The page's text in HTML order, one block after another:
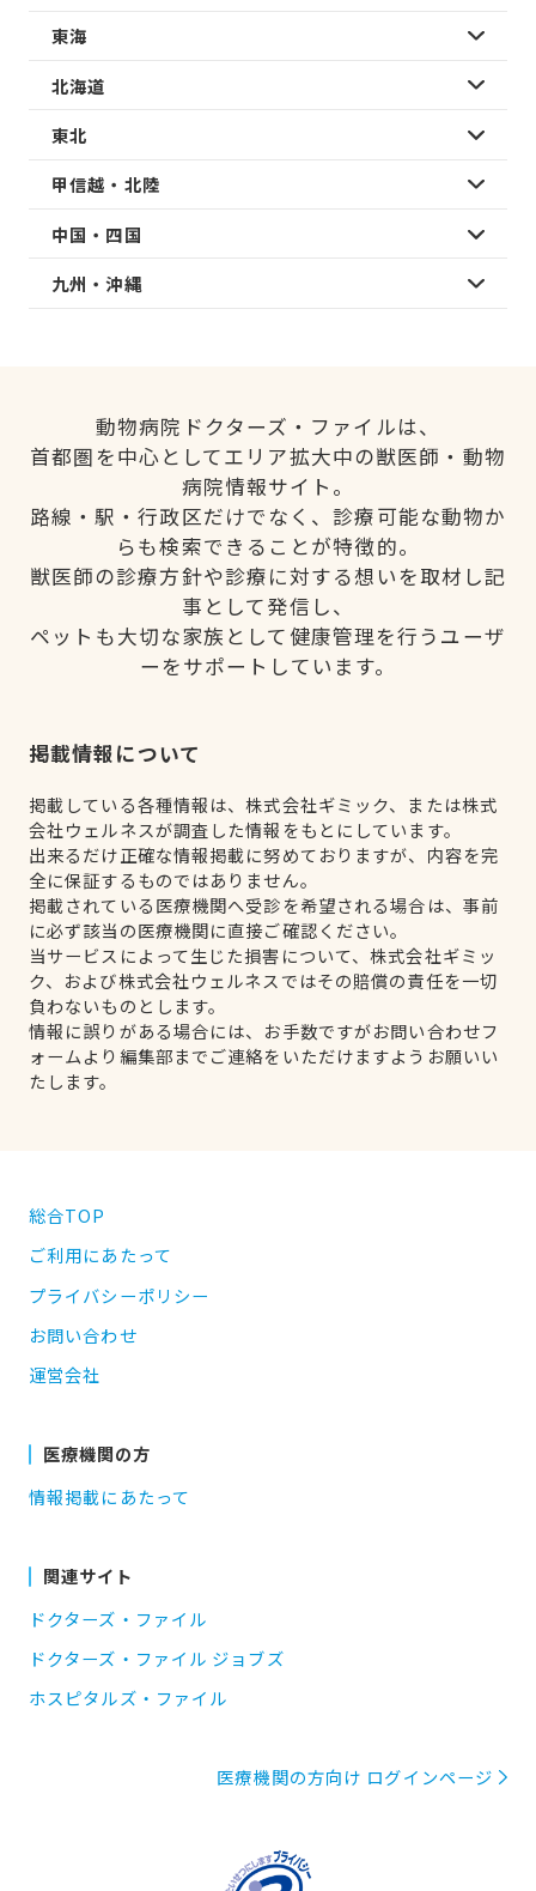
東海
北海道
東北
甲信越・北陸
中国・四国
九州・沖縄
動物病院ドクターズ・ファイルは、
首都圏を中心としてエリア拡大中の獣医師・動物
病院情報サイト。
路線・駅・行政区だけでなく、診療可能な動物か
らも検索できることが特徴的。
獣医師の診療方針や診療に対する想いを取材し記
事として発信し、
ペットも大切な家族として健康管理を行うユーザ
ーをサポートしています。
掲載情報について
掲載している各種情報は、株式会社ギミック、または株式
会社ウェルネスが調査した情報をもとにしています。
出来るだけ正確な情報掲載に努めておりますが、内容を完
全に保証するものではありません。
掲載されている医療機関へ受診を希望される場合は、事前
に必ず該当の医療機関に直接ご確認ください。
当サービスによって生じた損害について、株式会社ギミッ
ク、および株式会社ウェルネスではその賠償の責任を一切
負わないものとします。
情報に誤りがある場合には、お手数ですがお問い合わせフ
ォームより編集部までご連絡をいただけますようお願いい
たします。
総合TOP
ご利用にあたって
プライバシーポリシー
お問い合わせ
運営会社
医療機関の方
情報掲載にあたって
関連サイト
ドクターズ・ファイル
ドクターズ・ファイル ジョブズ
ホスピタルズ・ファイル
医療機関の方向け ログインページ